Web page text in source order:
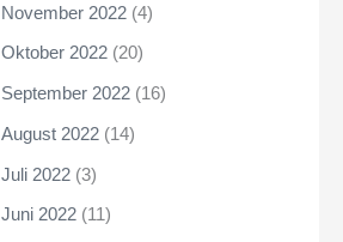
November 2022 (4)
Oktober 2022 (20)
September 2022 (16)
August 2022 (14)
Juli 2022 (3)
Juni 2022 (11)